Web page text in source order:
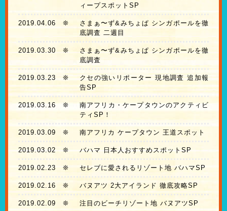
ィープスポットSP
2019.04.06 ❊
さまぁ〜ず&みちょぱ シンガポールを徹
底調査 二週目
2019.03.30 ❊
さまぁ〜ず&みちょぱ シンガポールを徹
底調査
2019.03.23 ❊
クセの強いリポーター 現地調査 追加報
告SP
2019.03.16 ❊
南アフリカ・ケープタウンのアクティビ
ティSP！
2019.03.09 ❊ 南アフリカ ケープタウン 王道スポット
2019.03.02❊ バハマ 日本人おすすめスポットSP
2019.02.23 ❊ セレブに愛されるリゾート地 バハマSP
2019.02.16 ❊ バヌアツ 2大アイランド 徹底攻略SP
2019.02.09 ❊ 注目のビーチリゾート地 バヌアツSP